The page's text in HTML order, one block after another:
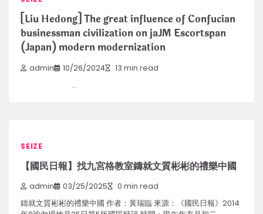
[Liu Hedong] The great influence of Confucian
businessman civilization on jaJM Escortspan
(Japan) modern modernization
admin 10/26/2024 13 min read
…
SEIZE
【國民日報】找九宮格教室鑄就文質彬彬的禮樂中國
admin 03/25/2025 0 min read
鑄就文質彬彬的禮樂中國 作者：黃瑞臨 來源：《國民日報》2014